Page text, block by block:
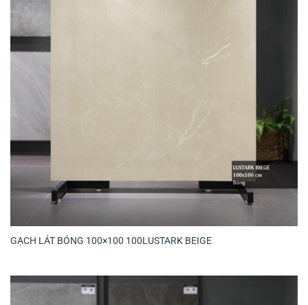
GẠCH LÁT BÓNG 100×100 100LUSTARK BEIGE